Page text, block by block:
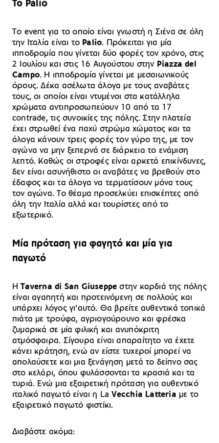
Το Palio
Τo event για το οποίο είναι γνωστή η Σιένα σε όλη
την Ιταλία είναι το Palio. Πρόκειται για μία
ιπποδρομία που γίνεται δύο φορές τον χρόνο, στις
2 Ιουλίου και στις 16 Αυγούστου στηνPiazza del
Campo. Η ιπποδρομία γίνεται με μεσαιωνικούς
όρους. Δέκα ασέλωτα άλογα με τους αναβάτες
τους, οι οποίοι είναι ντυμένοι στα κατάλληλα
χρώματα αντιπροσωπεύουν 10 από τα 17
contrade, τις συνοικίες της πόλης. Στην πλατεία
έχει στρωθεί ένα παχύ στρώμα χώματος και τα
άλογα κάνουν τρεις φορές τον γύρο της, με τον
αγώνα να μην ξεπερνά σε διάρκεια το ενάμιση
λεπτό. Καθώς οι στροφές είναι αρκετά επικίνδυνες,
δεν είναι ασυνήθιστο οι αναβάτες να βρεθούν στο
έδαφος και τα άλογα να τερματίσουν μόνα τους
τον αγώνα. Το θέαμα προσελκύει επισκέπτες από
όλη την Ιταλία αλλά και τουρίστες από το
εξωτερικό.
Μία πρόταση για φαγητό και μία για
παγωτό
Η Taverna di San Giuseppeστην καρδιά της πόλης
είναι αγαπητή και προτεινόμενη σε πολλούς και
υπάρχει λόγος γι’αυτό. Θα βρείτε αυθεντικά τοπικά
πιάτα με τρούφα, αγριογούρουνο και φρέσκα
ζυμαρικά σε μία φιλική και ανυπόκριτη
ατμόσφαιρα. Σίγουρα είναι απαραίτητο να έχετε
κάνει κράτηση, ενώ αν είστε τυχεροί μπορεί να
απολαύσετε και μια ξενάγηση μετά το δείπνο σας
στο κελάρι, όπου φυλάσσονται τα κρασιά και τα
τυριά. Ενώ μια εξαιρετική πρόταση για αυθεντικό
ιταλικό παγωτό είναι η La Vecchia Latteria με το
εξαιρετικό παγωτό φιστίκι.
Διαβάστε ακόμα: